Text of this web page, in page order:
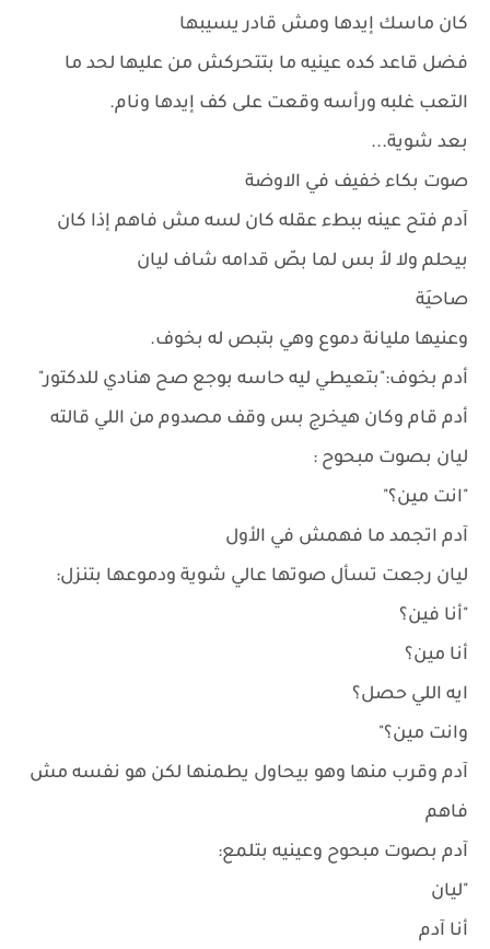
كان ماسك إيدها ومش قادر يسيبها
فضل قاعد كده عينيه ما بتتحركش من عليها لحد ما
التعب غلبه ورأسه وقعت على كف إيدها ونام.
بعد شوية...
صوت بكاء خفيف في الاوضة
آدم فتح عينه ببطء عقله كان لسه مش فاهم إذا كان
بيحلم ولا لأ بس لما بصّ قدامه شاف ليان
صاحيَة
وعنيها مليانة دموع وهي بتبص له بخوف.
أدم بخوف:"بتعيطي ليه حاسه بوجع صح هنادي للدكتور"
أدم قام وكان هيخرج بس وقف مصدوم من اللي قالته
ليان بصوت مبحوح :
"انت مين؟"
آدم اتجمد ما فهمش في الأول
ليان رجعت تسأل صوتها عالي شوية ودموعها بتنزل:
"أنا فين؟
أنا مين؟
ايه اللي حصل؟
وانت مين؟"
آدم وقرب منها وهو بيحاول يطمنها لكن هو نفسه مش
فاهم
آدم بصوت مبحوح وعينيه بتلمع:
"ليان
أنا آدم